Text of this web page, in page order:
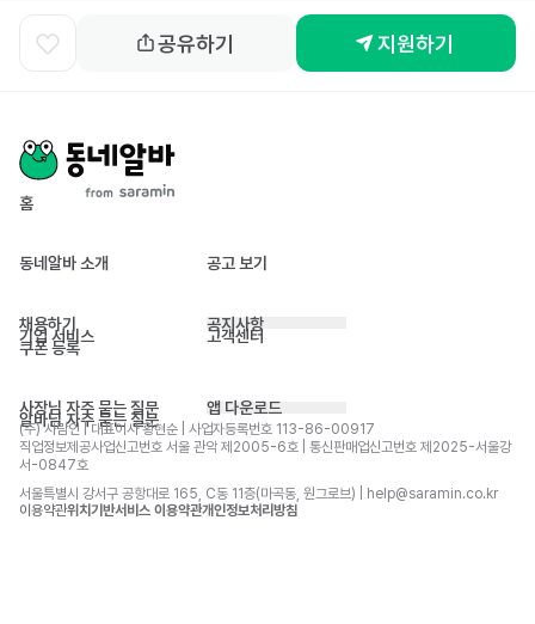
공유하기 지원하기
홈
동네알바 소개 공고 보기
채용하기
기업 서비스
쿠폰 등록
공지사항
고객센터
사장님 자주 묻는 질문
알바님 자주 묻는 질문
앱 다운로드
(주) 사람인 | 대표이사 황현순 | 사업자등록번호 113-86-00917
직업정보제공사업신고번호 서울 관악 제2005-6호 | 통신판매업신고번호 제2025-서울강
서-0847호
서울특별시 강서구 공항대로 165, C동 11층(마곡동, 원그로브) | help@saramin.co.kr
이용약관위치기반서비스 이용약관개인정보처리방침